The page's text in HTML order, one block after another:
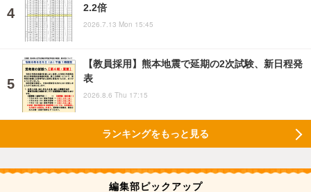
2.2倍
2026.7.13 Mon 15:45
【教員採用】熊本地震で延期の2次試験、新日程発
表
2026.8.6 Thu 17:15
ランキングをもっと見る
編集部ピックアップ